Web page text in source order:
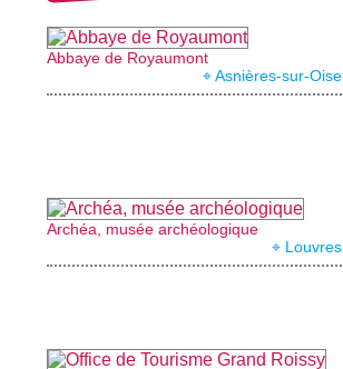
Abbaye de Royaumont
⌖ Asnières-sur-Oise
Archéa, musée archéologique
⌖ Louvres